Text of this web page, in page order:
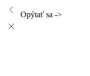
Opýtať sa ->